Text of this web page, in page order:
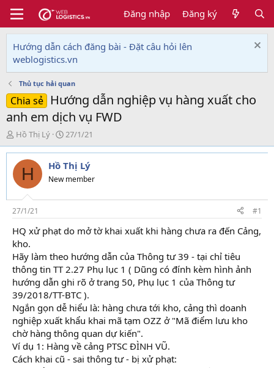
Đăng nhập Đăng ký
Hướng dẫn cách đăng bài - Đặt câu hỏi lên
weblogistics.vn
Thủ tục hải quan
Chia sẻ
Hướng dẫn nghiệp vụ hàng xuất cho
anh em dịch vụ FWD
T
h
r
e
d
s
t
a
r
t
e
r
Hồ Thị Lý
N
g
à
y
g
i
27/1/21
H Hồ Thị Lý
New member
27/1/21 #1
HQ xử phạt do mở tờ khai xuất khi hàng chưa ra đến Cảng,
kho.
Hãy làm theo hướng dẫn của Thông tư 39 - tại chỉ tiêu
thông tin TT 2.27 Phụ lục 1 ( Dũng có đính kèm hình ảnh
hướng dẫn ghi rõ ở trang 50, Phụ lục 1 của Thông tư
39/2018/TT-BTC ).
Ngắn gọn dễ hiểu là: hàng chưa tới kho, cảng thì doanh
nghiệp xuất khẩu khai mã tạm OZZ ở "Mã điểm lưu kho
chờ hàng thông quan dự kiến".
Ví dụ 1: Hàng về cảng PTSC ĐÌNH VŨ.
Cách khai cũ - sai thông tư - bị xử phạt: